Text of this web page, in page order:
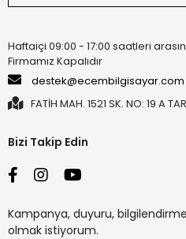
Haftaiçi 09:00 - 17:00 saatleri
Firmamız Kapalıdır
destek@ecembilgisayar.com
FATİH MAH. 1521 SK. NO: 19 A
Bizi Takip Edin
Kampanya, duyuru,
olmak istiyorum.